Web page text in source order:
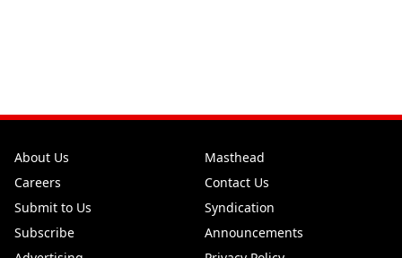
About Us
Masthead
Careers
Contact Us
Submit to Us
Syndication
Subscribe
Announcements